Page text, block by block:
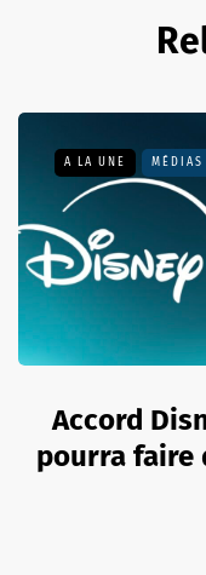
A LA UNE MÉDIAS
Accord
pourra faire